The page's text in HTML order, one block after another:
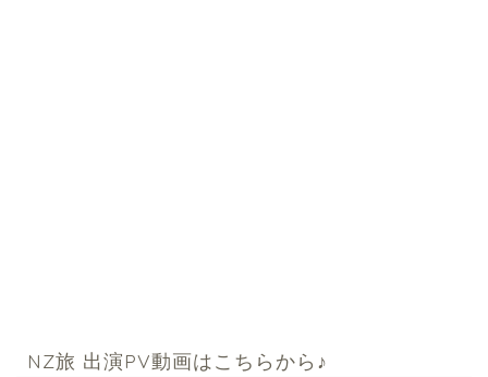
NZ旅 出演PV動画はこちらから♪